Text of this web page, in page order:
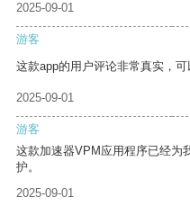
2025-09-01
游客
这款app的用户评论非常真实，可
2025-09-01
游客
这款加速器VPM应用程序已经为
护。
2025-09-01